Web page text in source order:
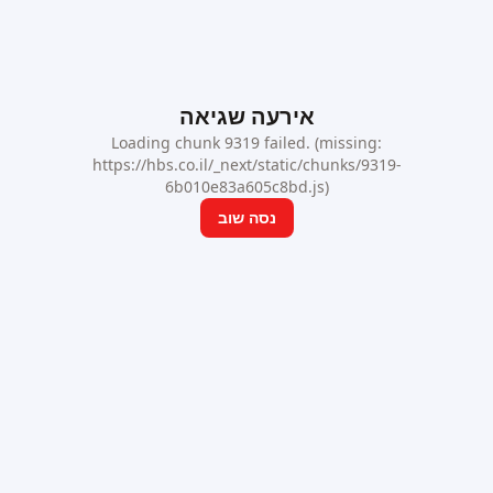
אירעה שגיאה
Loading chunk 9319 failed. (missing:
https://hbs.co.il/_next/static/chunks/9319-
6b010e83a605c8bd.js)